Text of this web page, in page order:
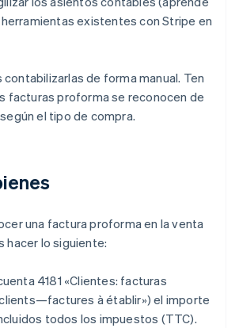
existentes con Stripe en
de forma manual. Ten
facturas proforma se reconocen de
el tipo de compra.
una factura proforma en la venta
hacer lo siguiente:
4181 «Clientes: facturas
à établir») el importe
todos los impuestos (TTC).